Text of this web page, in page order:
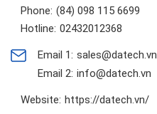
Phone: (84) 098 115 6699
Hotline: 02432012368
Email 1: sales@datech.vn
Email 2: info@datech.vn
Website: https://datech.vn/